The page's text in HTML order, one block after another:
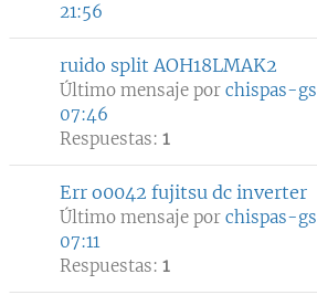
21:56
ruido split AOH18LMAK2
Último mensaje por chispas-gs
07:46
Respuestas: 1
Err o0042 fujitsu dc inverter
Último mensaje por chispas-gs
07:11
Respuestas: 1